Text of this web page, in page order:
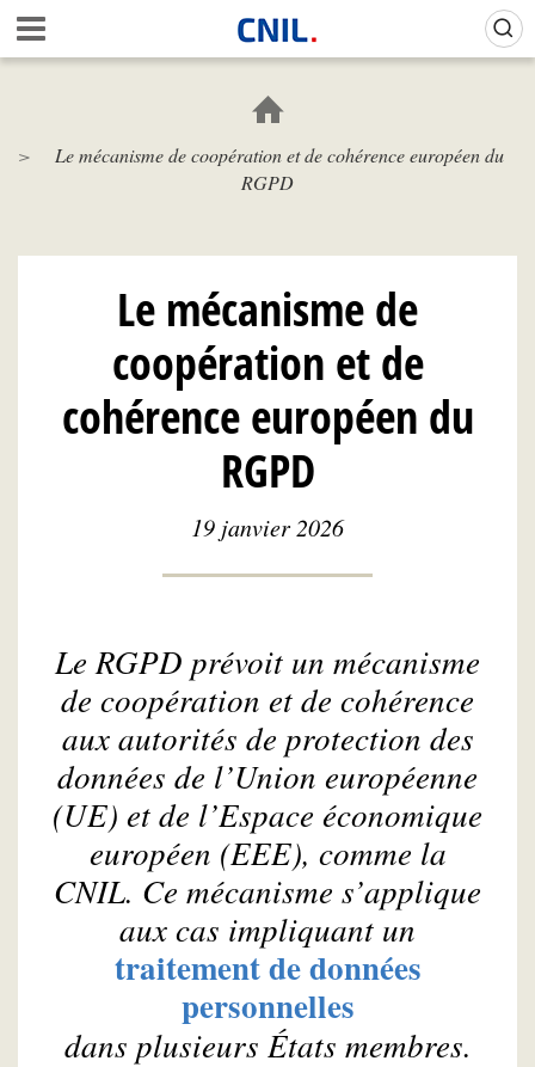
Aller
au
contenu
c
i
N
L
Le mécanisme de coopération et de cohérence européen du
RGPD
Le mécanisme de
coopération et de
cohérence européen du
RGPD
19 janvier 2026
Le RGPD prévoit un mécanisme
de coopération et de cohérence
aux autorités de protection des
données de l’Union européenne
(UE) et de l’Espace économique
européen (EEE), comme la
CNIL. Ce mécanisme s’applique
aux cas impliquant un
traitement de données
personnelles
dans plusieurs États membres.
Gestion de vos préférences sur les cookies (témoins de connexion)